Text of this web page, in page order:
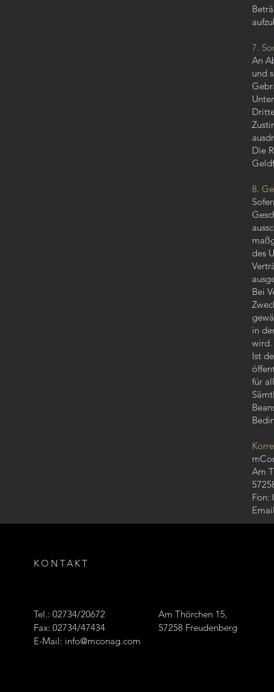
7.
An
und
Die
8.
des
Bei
in
wird.
Ist
für
Am
Fon:
KONTAKT
Tel.: 02734/20672
Fax: 02734/47434
E-Mail: info@mconag.com
Am Thörchen 15,
57258 Freudenberg